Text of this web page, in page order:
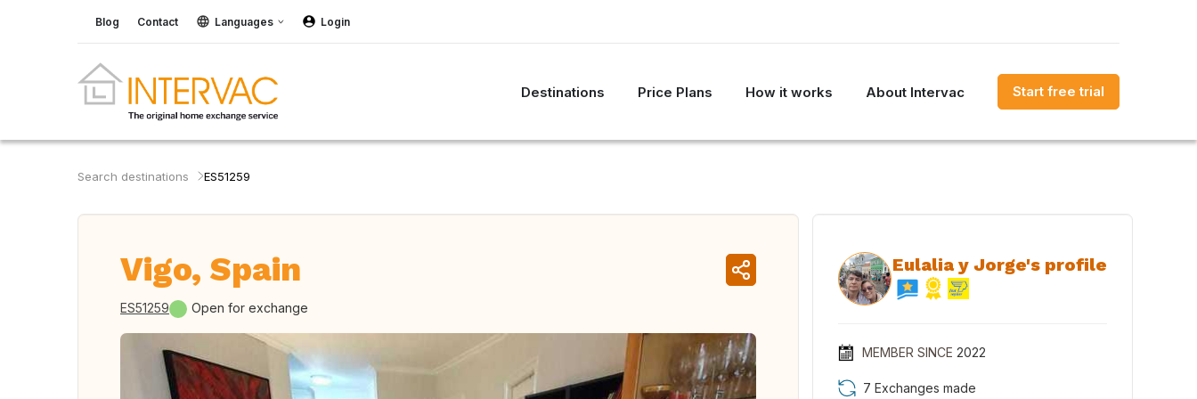
Blog Contact Languages Login
Destinations Price Plans How it works About Intervac Start free trial
Search destinations ES51259
Vigo, Spain
ES51259 Open for exchange
Eulalia y Jorge's profile
MEMBER SINCE 2022
7 Exchanges made